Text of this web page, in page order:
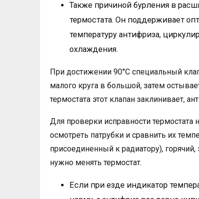
Также причиной бурления в
термостата. Он поддерживает
температуру антифриза,
охлаждения.
При достижении 90°C специальный
малого круга в большой, затем
термостата этот клапан заклинивает,
Для проверки исправности термостата
осмотреть патрубки и сравнить их
присоединенный к радиатору), горячий,
нужно менять термостат.
Если при езде индикатор